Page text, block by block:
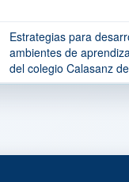
Estrategias para
ambientes de
del colegio Calasanz